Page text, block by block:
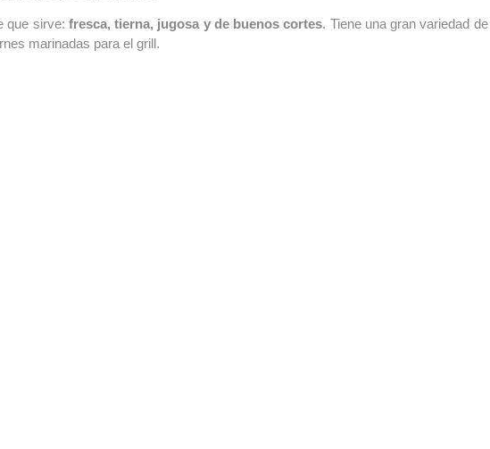
que sirve: fresca, tierna, jugosa y de buenos cortes. Tiene una gran variedad
marinadas para el grill.